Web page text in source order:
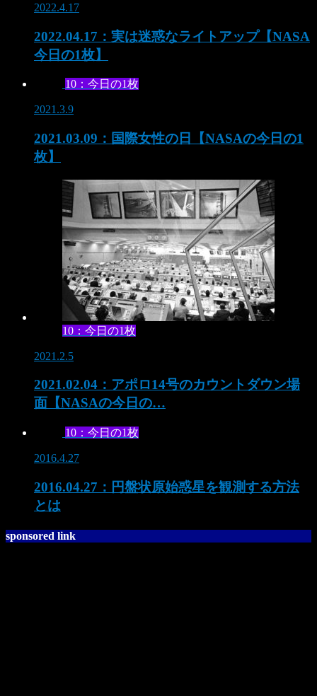
2022.4.17
2022.04.17：実は迷惑なライトアップ【NASA
今日の1枚】
10：今日の1枚
2021.3.9
2021.03.09：国際女性の日【NASAの今日の1
枚】
10：今日の1枚
2021.2.5
2021.02.04：アポロ14号のカウントダウン場
面【NASAの今日の…
10：今日の1枚
2016.4.27
2016.04.27：円盤状原始惑星を観測する方法
とは
sponsored link